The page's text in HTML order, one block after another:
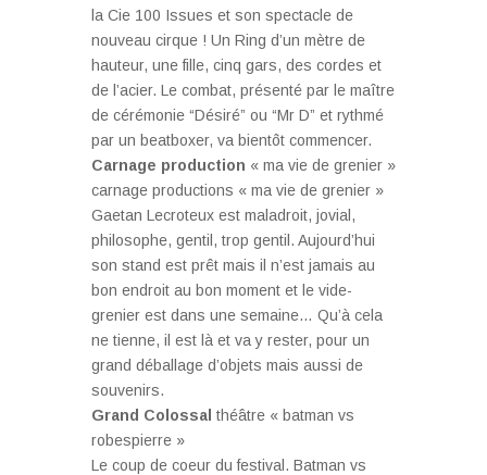
la Cie 100 Issues et son spectacle de
nouveau cirque ! Un Ring d’un mètre de
hauteur, une fille, cinq gars, des cordes et
de l’acier. Le combat, présenté par le maître
de cérémonie “Désiré” ou “Mr D” et rythmé
par un beatboxer, va bientôt commencer.
Carnage production « ma vie de grenier »
carnage productions « ma vie de grenier »
Gaetan Lecroteux est maladroit, jovial,
philosophe, gentil, trop gentil. Aujourd’hui
son stand est prêt mais il n’est jamais au
bon endroit au bon moment et le vide-
grenier est dans une semaine… Qu’à cela
ne tienne, il est là et va y rester, pour un
grand déballage d’objets mais aussi de
souvenirs.
Grand Colossal théâtre « batman vs
robespierre »
Le coup de coeur du festival. Batman vs